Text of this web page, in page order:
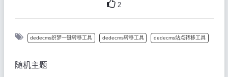
2
dedecms织梦一键转移工具 dedecms转移工具 dedecms站点转移工具
随机主题